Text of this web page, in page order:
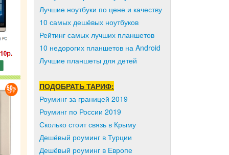
Лучшие ноутбуки по цене и качеству
10 самых дешёвых ноутбуков
Рейтинг самых лучших планшетов
10 недорогих планшетов на Android
Лучшие планшеты для детей
ПОДОБРАТЬ ТАРИФ:
Роуминг за границей 2019
Роуминг по России 2019
Сколько стоит связь в Крыму
Дешёвый роуминг в Турции
Дешёвый роуминг в Европе